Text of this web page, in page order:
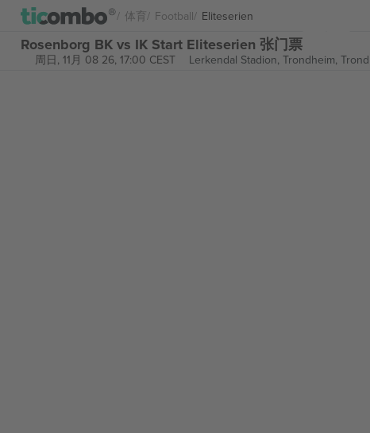
体育 Football Eliteserien
Rosenborg BK vs IK Start Eliteserien 张门票
周日, 11月 08 26, 17:00 CEST Lerkendal Stadion, Trondheim,